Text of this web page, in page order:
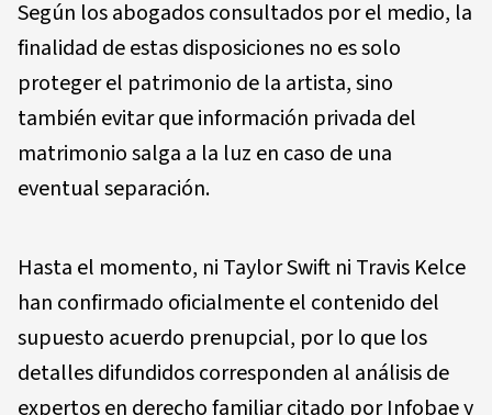
Según los abogados consultados por el medio, la
finalidad de estas disposiciones no es solo
proteger el patrimonio de la artista, sino
también evitar que información privada del
matrimonio salga a la luz en caso de una
eventual separación.
Hasta el momento, ni Taylor Swift ni Travis Kelce
han confirmado oficialmente el contenido del
supuesto acuerdo prenupcial, por lo que los
detalles difundidos corresponden al análisis de
expertos en derecho familiar citado por Infobae y